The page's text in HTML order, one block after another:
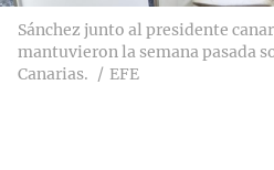
Sánchez junto al presidente
mantuvieron la semana pasada
Canarias.
EFE